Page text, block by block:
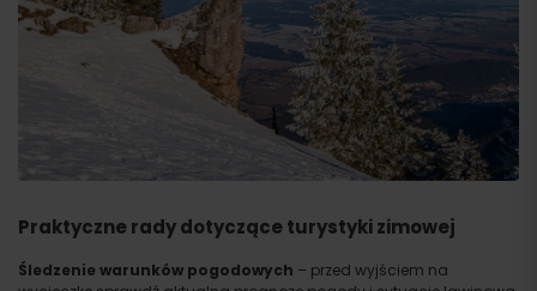
Praktyczne rady dotyczące turystyki zimowej
Śledzenie warunków pogodowych – przed wyjściem na